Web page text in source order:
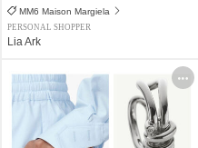
MM6 Maison Margiela
PERSONAL SHOPPER
Lia Ark